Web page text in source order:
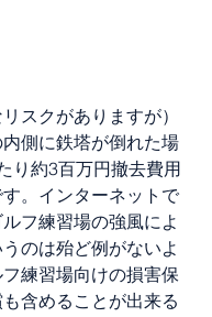
スクがありますが）
側に鉄塔が倒れた場
り約3百万円撤去費用
。インターネットで
フ練習場の強風によ
のは殆ど例がないよ
練習場向けの損害保
含めることが出来る